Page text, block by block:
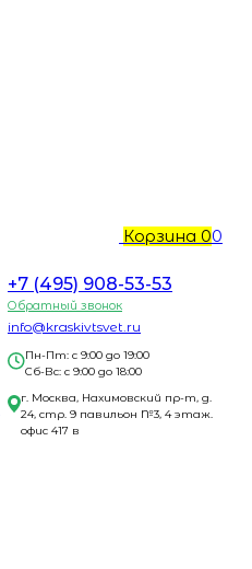
Корзина 00
+7 (495) 908-53-53
Обратный звонок
info@kraskivtsvet.ru
Пн-Пт: с 9:00 до 19:00
Сб-Вс: с 9:00 до 18:00
г. Москва, Нахимовский пр-т, д.
24, стр. 9 павильон №3, 4 этаж.
офис 417 в